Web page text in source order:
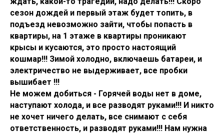
сезон дождей и первый этаж будет топить, в
подъезд невозможно зайти, чтобы попасть в
квартиры, на 1 этаже в квартиры проникают
крысы и кусаются, это просто настоящий
кошмар!!! Зимой холодно, включаешь батареи, и
электричество не выдерживает, все пробки
вышибает !!!
Не можем добиться - Горячей воды нет в доме,
наступают холода, и все разводят руками!!! И никто
не хочет ничего делать, все снимают с себя
ответственность, и разводят руками!!! Нам нужна